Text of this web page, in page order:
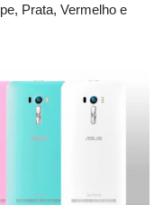
Prata, Vermelho e